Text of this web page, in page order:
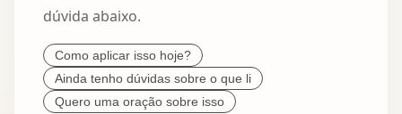
dúvida abaixo.
Como aplicar isso hoje?
Ainda tenho dúvidas sobre o que li
Quero uma oração sobre isso